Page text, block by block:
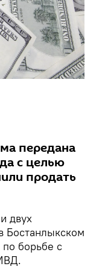
передана
с целью
продать
двух
Бостанлыкском
борьбе с